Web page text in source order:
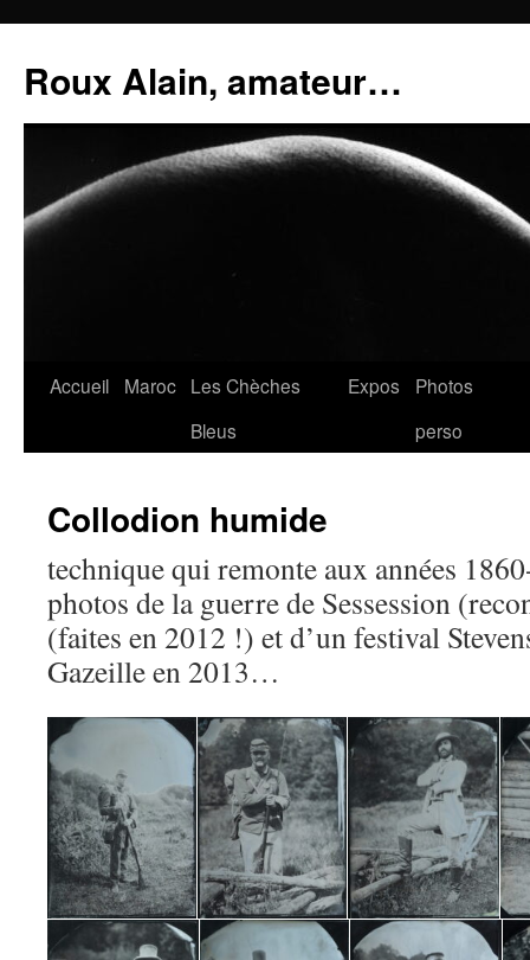
contenu
Roux Alain, amateur…
Accueil Maroc Les Chèches
Bleus
Expos
Photos
perso
Collodion humide
technique qui remonte aux années
photos de la guerre de Sessession
(faites en 2012 !) et d’un festival
Gazeille en 2013…